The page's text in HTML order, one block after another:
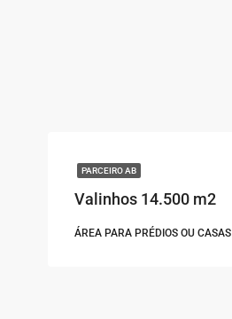
PARCEIRO AB
Valinhos 14.500 m2
ÁREA PARA PRÉDIOS OU CASAS